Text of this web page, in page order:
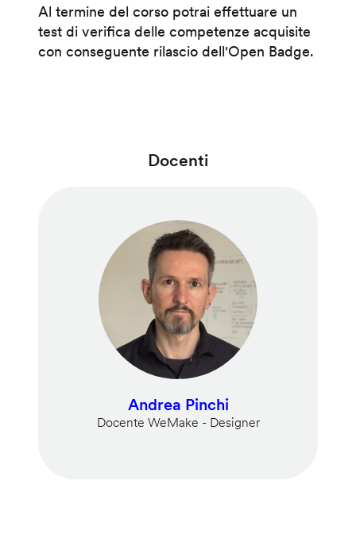
Al termine del corso potrai effettuare un
test di verifica delle competenze acquisite
con conseguente rilascio dell'Open Badge.
Docenti
Andrea Pinchi
Docente WeMake - Designer